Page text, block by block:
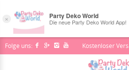
Folge uns: Kostenloser